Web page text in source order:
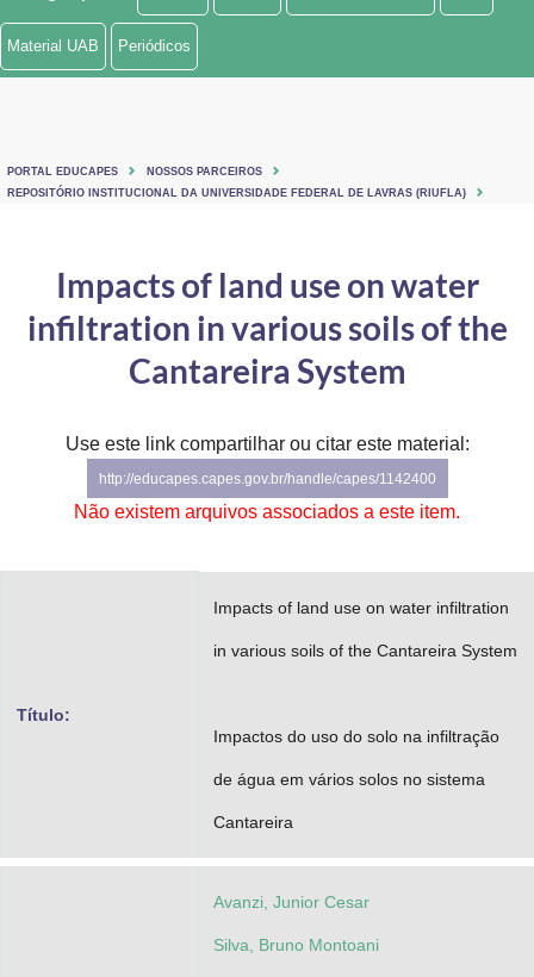
Ministério de Minas e Energia
Ministério do Turismo
Controladoria-Geral da União
Secretaria de Governo
Gabinete de Segurança Institucional
Material UAB Periódicos
PORTAL EDUCAPES
NOSSOS PARCEIROS
REPOSITÓRIO INSTITUCIONAL DA UNIVERSIDADE FEDERAL DE LAVRAS (RIUFLA)
Impacts of land use on water
infiltration in various soils of the
Cantareira System
Use este link compartilhar ou citar este material:
http://educapes.capes.gov.br/handle/capes/1142400
Não existem arquivos associados a este item.
Título:
Impacts of land use on water infiltration
in various soils of the Cantareira System
Impactos do uso do solo na infiltração
de água em vários solos no sistema
Cantareira
Avanzi, Junior Cesar
Silva, Bruno Montoani